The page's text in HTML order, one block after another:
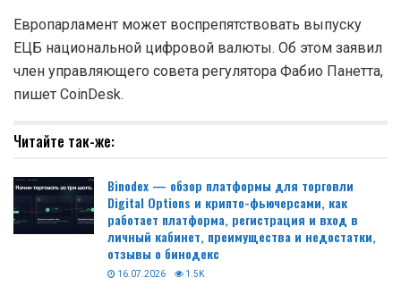
Европарламент может воспрепятствовать выпуску
ЕЦБ национальной цифровой валюты. Об этом заявил
член управляющего совета регулятора Фабио Панетта,
пишет CoinDesk.
Читайте так-же:
Binodex — обзор платформы для торговли
Digital Options и крипто-фьючерсами, как
работает платформа, регистрация и вход в
личный кабинет, преимущества и недостатки,
отзывы о бинодекс
16.07.2026 1.5K